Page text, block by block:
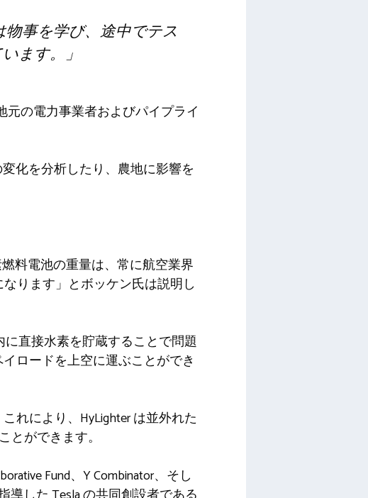
事を学び、途中でテス
ます。」
元の電力事業者およびパイプライ
化を分析したり、農地に影響を
料電池の重量は、常に航空業界
ります」とボッケン氏は説明し
直接水素を貯蔵することで問題
ロードを上空に運ぶことができ
れにより、HyLighter は並外れた
とができます。
Fund、Y Combinator、そし